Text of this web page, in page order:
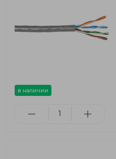
в наличии